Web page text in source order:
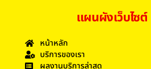
แผนผังเว็บไซต์
หน้าหลัก
บริการของเรา
ผลงานบริการล่าสุด